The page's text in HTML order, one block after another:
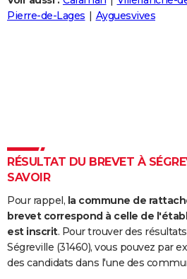
Destinations
City break
Voyage nature
Voyage de noces
Forum
Climat
+
PHOTO
Dictionnaire
Biographies
Citations
Expressions
Proverbes
PROGRAMME TV
S'inscrire
Se connecter
Lycées
Collèges
Primaires
Universités
Entreprises
Service militaire
Avis de recherche
AVIS DE DÉCÈS
FORUM
Pierre-de-Lages
Ayguesvives
RÉSULTAT DU BREVET À
SAVOIR
Pour rappel, la commune de
brevet correspond à celle de
est inscrit. Pour trouver des
Ségreville (31460), vous pouvez par
des candidats dans l'une des